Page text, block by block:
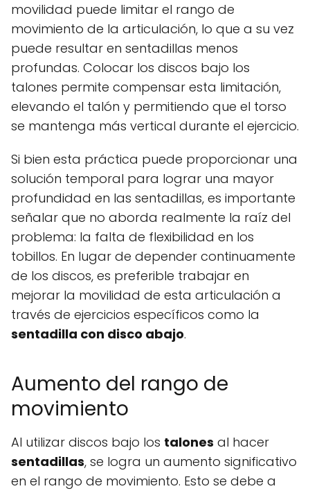
movilidad puede limitar el rango de
movimiento de la articulación, lo que a su vez
puede resultar en sentadillas menos
profundas. Colocar los discos bajo los
talones permite compensar esta limitación,
elevando el talón y permitiendo que el torso
se mantenga más vertical durante el ejercicio.
Si bien esta práctica puede proporcionar una
solución temporal para lograr una mayor
profundidad en las sentadillas, es importante
señalar que no aborda realmente la raíz del
problema: la falta de flexibilidad en los
tobillos. En lugar de depender continuamente
de los discos, es preferible trabajar en
mejorar la movilidad de esta articulación a
través de ejercicios específicos como la
sentadilla con disco abajo.
Aumento del rango de
movimiento
Al utilizar discos bajo los talones al hacer
sentadillas, se logra un aumento significativo
en el rango de movimiento. Esto se debe a